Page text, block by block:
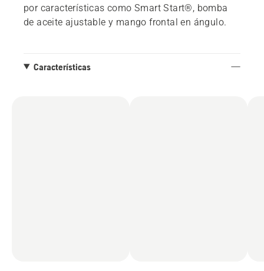
por características como Smart Start®, bomba
de aceite ajustable y mango frontal en ángulo.
Características